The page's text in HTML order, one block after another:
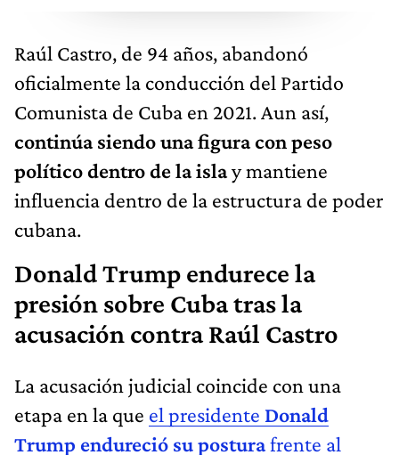
Raúl Castro, de 94 años, abandonó
oficialmente la conducción del Partido
Comunista de Cuba en 2021. Aun así,
continúa siendo una figura con peso
político dentro de la islay mantiene
influencia dentro de la estructura de poder
cubana.
Donald Trump endurece la
presión sobre Cuba tras la
acusación contra Raúl Castro
La acusación judicial coincide con una
etapa en la que el presidente Donald
Trump endureció su posturafrente al